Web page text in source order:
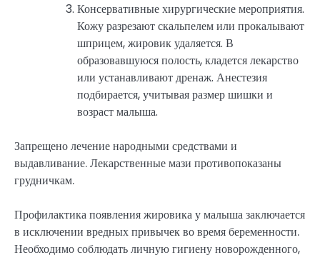
Консервативные хирургические мероприятия.
Кожу разрезают скальпелем или прокалывают
шприцем, жировик удаляется. В
образовавшуюся полость, кладется лекарство
или устанавливают дренаж. Анестезия
подбирается, учитывая размер шишки и
возраст малыша.
Запрещено лечение народными средствами и
выдавливание. Лекарственные мази противопоказаны
грудничкам.
Профилактика появления жировика у малыша заключается
в исключении вредных привычек во время беременности.
Необходимо соблюдать личную гигиену новорожденного,